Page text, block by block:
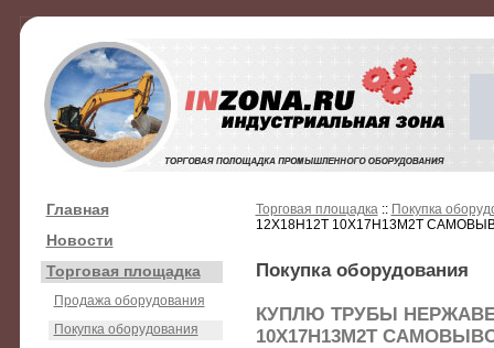
Главная
Новости
Торговая площадка
Продажа оборудования
Покупка оборудования
Торговая площадка:: Покупка
12Х18Н12Т 10Х17Н13М2Т
Покупка оборудования
КУПЛЮ ТРУБЫ
10Х17Н13М2Т